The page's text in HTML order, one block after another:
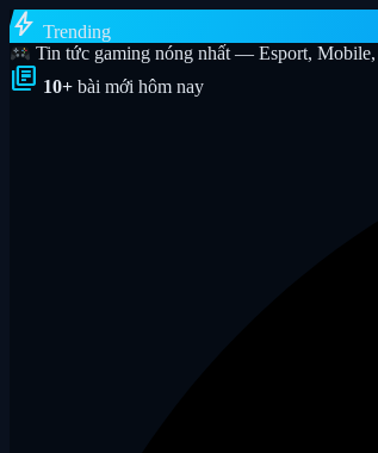
bolt Trending
Tin tức gaming nóng nhất — Esport,
library_books 10+ bài mới hôm nay